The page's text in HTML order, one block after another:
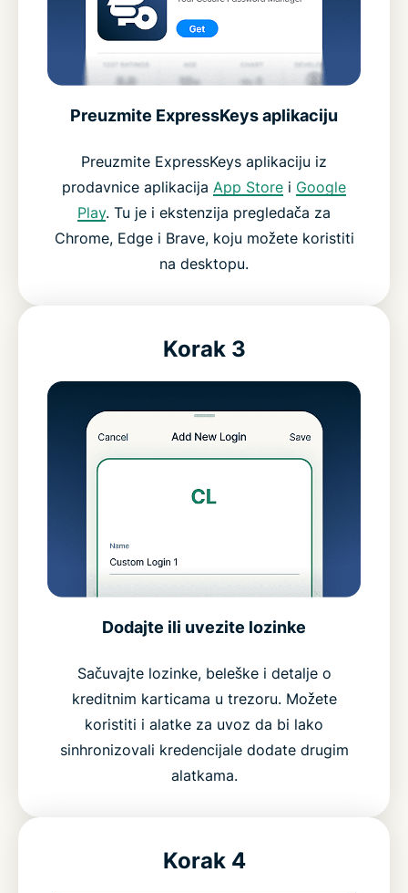
Preuzmite ExpressKeys aplikaciju
Preuzmite ExpressKeys aplikaciju iz
prodavnice aplikacija App Store i Google
Play. Tu je i ekstenzija pregledača za
Chrome, Edge i Brave, koju možete koristiti
na desktopu.
Korak 3
Dodajte ili uvezite lozinke
Sačuvajte lozinke, beleške i detalje o
kreditnim karticama u trezoru. Možete
koristiti i alatke za uvoz da bi lako
sinhronizovali kredencijale dodate drugim
alatkama.
Korak 4